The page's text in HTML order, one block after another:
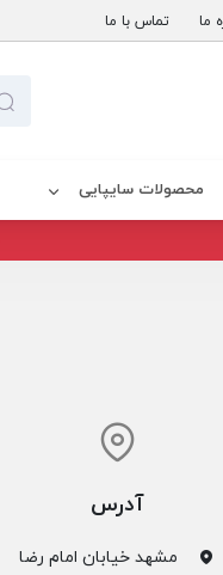
ما تماس با ما
محصولات سایپایی
آدرس
مشهد خیابان امام رضا